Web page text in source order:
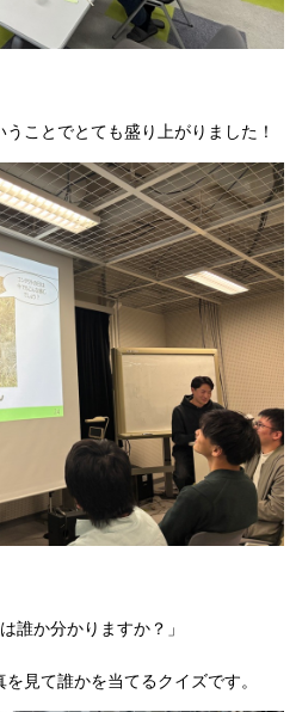
ことでとても盛り上がりました！
誰か分かりますか？」
見て誰かを当てるクイズです。